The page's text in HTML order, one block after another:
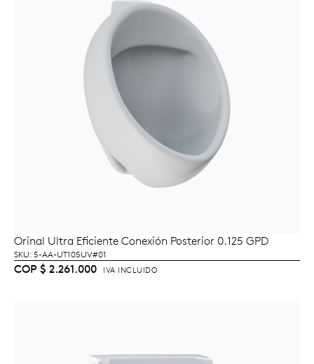
LEER MÁS
Orinal Ultra Eficiente Conexión Posterior 0.125 GPD
SKU: 5-AA-UT105UV#01
COP $ 2.261.000 IVA INCLUIDO